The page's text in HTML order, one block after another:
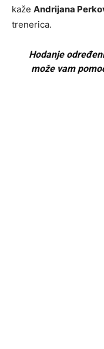
kaže Andrijana
trenerica.
Hodanje
može vam